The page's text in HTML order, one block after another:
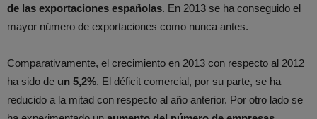
de las exportaciones españolas. En 2013 se ha conseguido el
mayor número de exportaciones como nunca antes.
Comparativamente, el crecimiento en 2013 con respecto al 2012
ha sido de un 5,2%. El déficit comercial, por su parte, se ha
reducido a la mitad con respecto al año anterior. Por otro lado se